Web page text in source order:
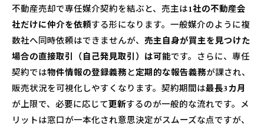
担当者を見極めるための評価軸
会社概要
不動産売却で専任媒介契約を結ぶと、売主は1社の不動産会
社だけに仲介を依頼する形になります。一般媒介のように複
数社へ同時依頼はできませんが、 売主自身が買主を見つけた
場合の直接取引（自己発見取引）は可能です。さらに、専任
契約では物件情報の登録義務と定期的な報告義務が課され、
販売状況を可視化しやすくなります。契約期間は最長3カ月
が上限で、必要に応じて更新するのが一般的な流れです。メ
リットは窓口が一本化され意思決定がスムーズな点ですが、